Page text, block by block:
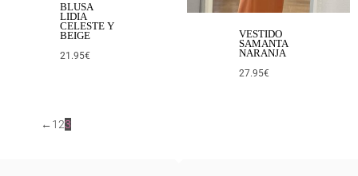
BLUSA
LIDIA
CELESTE Y
BEIGE
21.95€
VESTIDO
SAMANTA
NARANJA
27.95€
←123